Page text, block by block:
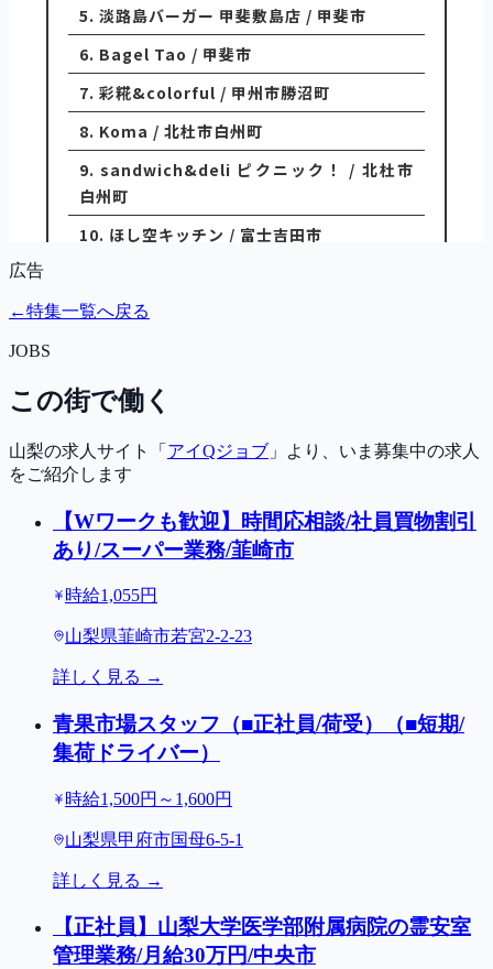
広告
←特集一覧へ戻る
JOBS
この街で働く
山梨の求人サイト「 アイQジョブ 」より、いま募集中の求人
をご紹介します
【Wワークも歓迎】時間応相談/社員買物割引
あり/スーパー業務/韮崎市
時給1,055円
山梨県韮崎市若宮2-2-23
詳しく見る →
青果市場スタッフ（■正社員/荷受）（■短期/
集荷ドライバー）
時給1,500円～1,600円
山梨県甲府市国母6-5-1
詳しく見る →
【正社員】山梨大学医学部附属病院の霊安室
管理業務/月給30万円/中央市